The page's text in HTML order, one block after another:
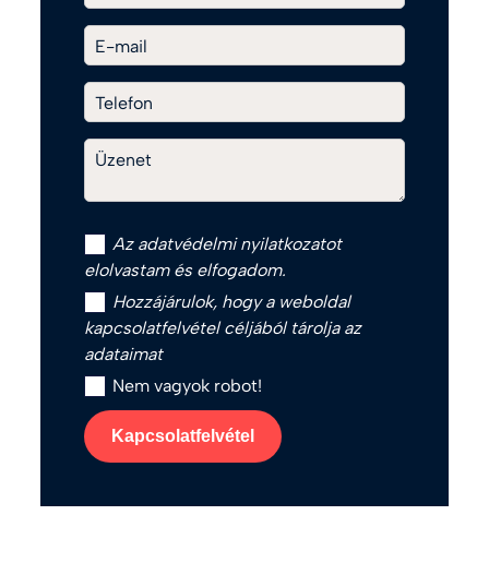
E-mail
Telefon
Üzenet
Az adatvédelmi nyilatkozatot
elolvastam és elfogadom.
Hozzájárulok, hogy a weboldal
kapcsolatfelvétel céljából tárolja az
adataimat
Nem vagyok robot!
Kapcsolatfelvétel